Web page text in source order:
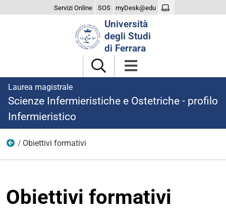
Servizi Online SOS myDesk@edu
Università
degli Studi
di Ferrara
Laurea magistrale
Scienze Infermieristiche e Ostetriche - profilo
Infermieristico
Cosa imparerai
Obiettivi formativi
Obiettivi formativi